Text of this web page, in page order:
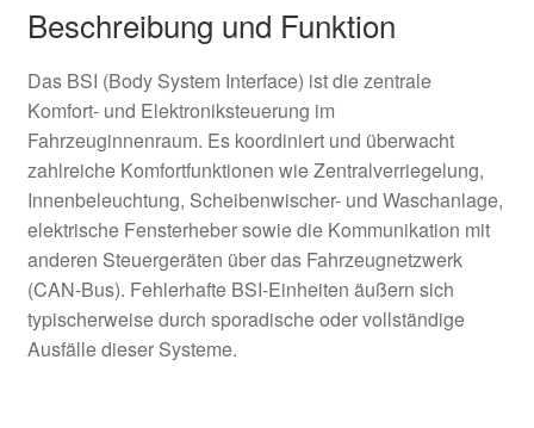
Beschreibung und Funktion
Das BSI (Body System Interface) ist die zentrale
Komfort- und Elektroniksteuerung im
Fahrzeuginnenraum. Es koordiniert und überwacht
zahlreiche Komfortfunktionen wie Zentralverriegelung,
Innenbeleuchtung, Scheibenwischer- und Waschanlage,
elektrische Fensterheber sowie die Kommunikation mit
anderen Steuergeräten über das Fahrzeugnetzwerk
(CAN-Bus). Fehlerhafte BSI-Einheiten äußern sich
typischerweise durch sporadische oder vollständige
Ausfälle dieser Systeme.